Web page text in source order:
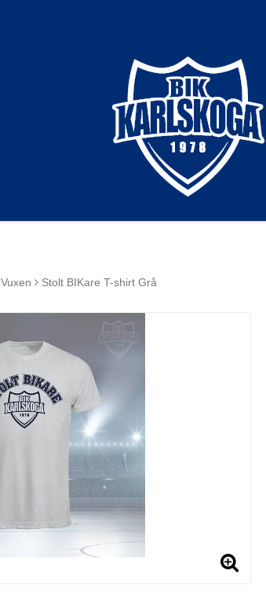
Vuxen Stolt BIKare T-shirt Grå